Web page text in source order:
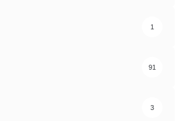
1
91
3